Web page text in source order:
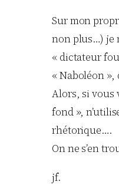
Sur mon
non plus…) je
« dictateur
« Naboléon
Alors, si vous
fond »,
rhétorique….
On ne s’en
jf.